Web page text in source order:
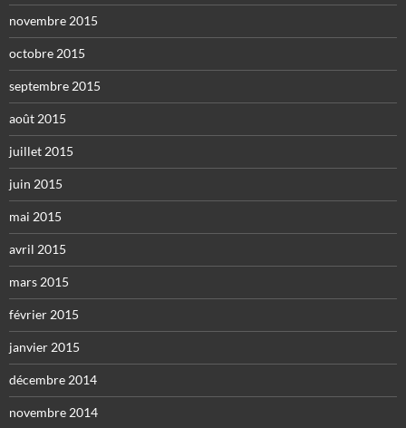
novembre 2015
octobre 2015
septembre 2015
août 2015
juillet 2015
juin 2015
mai 2015
avril 2015
mars 2015
février 2015
janvier 2015
décembre 2014
novembre 2014